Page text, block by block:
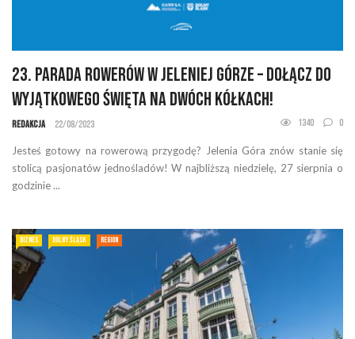
23. Parada Rowerów w Jeleniej Górze – Dołącz do
wyjątkowego święta na dwóch kółkach!
Redakcja 22/08/2023 1340 0
Jesteś gotowy na rowerową przygodę? Jelenia Góra znów stanie się
stolicą pasjonatów jednośladów! W najbliższą niedzielę, 27 sierpnia o
godzinie ...
BIZNES DOLNY ŚLĄSK REGION